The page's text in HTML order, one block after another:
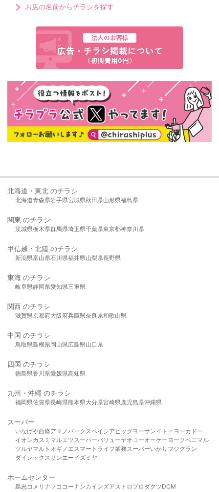
お店の名前からチラシを探す
北海道・東北 のチラシ
北海道青森県岩手県宮城県秋田県山形県福島県
関東 のチラシ
茨城県栃木県群馬県埼玉県千葉県東京都神奈川県
甲信越・北陸 のチラシ
新潟県富山県石川県福井県山梨県長野県
東海 のチラシ
岐阜県静岡県愛知県三重県
関西 のチラシ
滋賀県京都府大阪府兵庫県奈良県和歌山県
中国 のチラシ
鳥取県島根県岡山県広島県山口県
四国 のチラシ
徳島県香川県愛媛県高知県
九州・沖縄 のチラシ
福岡県佐賀県長崎県熊本県大分県宮崎県鹿児島県沖縄県
スーパー
いなげや西條アマノパークスベイシア ビッグヨーサンイトーヨーカドー
イオンカスミ マルエツスーパーバリューヤオコーオーケー ヨークベニマル
ツルヤマルト オギノ エスマート ライフ業務スーパーいかり フジグラン
ダイレックスサンエーイズミヤ
ホームセンター
島忠 コメリ ナフコ コーナンカインズアストロプロダクツDCM